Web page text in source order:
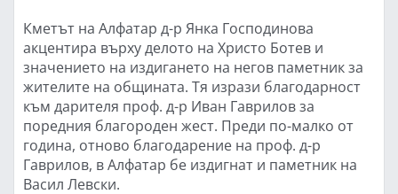
Кметът на Алфатар д-р Янка Господинова
акцентира върху делото на Христо Ботев и
значението на издигането на негов паметник за
жителите на общината. Тя изрази благодарност
към дарителя проф. д-р Иван Гаврилов за
поредния благороден жест. Преди по-малко от
година, отново благодарение на проф. д-р
Гаврилов, в Алфатар бе издигнат и паметник на
Васил Левски.